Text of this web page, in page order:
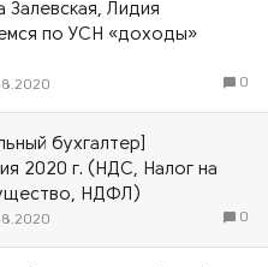
Залевская, Лидия
по УСН «доходы»
0
бухгалтер]
2020 г. (НДС, Налог на
НДФЛ)
0